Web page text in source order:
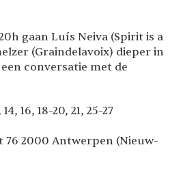
gaan Luís Neiva (Spirit is a
(Graindelavoix) dieper in
conversatie met de
16, 18-20, 21, 25-27
76 2000 Antwerpen (Nieuw-